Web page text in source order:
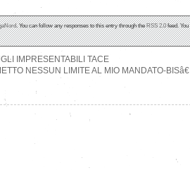
. You can follow any responses to this entry through theRSS 2.0feed. You
IMPRESENTABILI TACE
NESSUN LIMITE AL MIO MANDATO-BISâ€